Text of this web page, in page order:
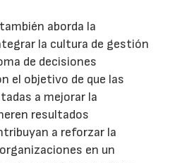
aborda la
la cultura de gestión
de decisiones
el objetivo de que las
a mejorar la
resultados
a reforzar la
en un